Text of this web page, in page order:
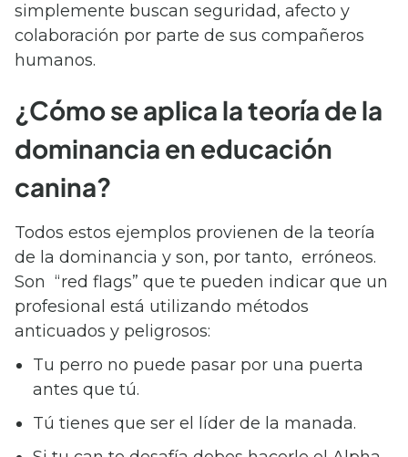
simplemente buscan seguridad, afecto y
colaboración por parte de sus compañeros
humanos.
¿Cómo se aplica la teoría de la
dominancia en educación
canina?
Todos estos ejemplos provienen de la teoría
de la dominancia y son, por tanto, erróneos.
Son “red flags” que te pueden indicar que un
profesional está utilizando métodos
anticuados y peligrosos:
Tu perro no puede pasar por una puerta
antes que tú.
Tú tienes que ser el líder de la manada.